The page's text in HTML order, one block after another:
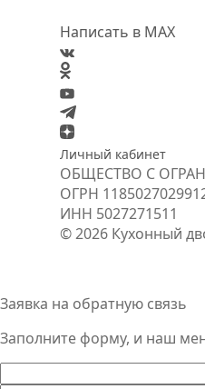
Написать в MAX
Личный кабинет
ОБЩЕСТВО С
ОГРН
ИНН 5027271511
© 2026 Кухонный
Заявка на обратную связь
Заполните форму, и наш